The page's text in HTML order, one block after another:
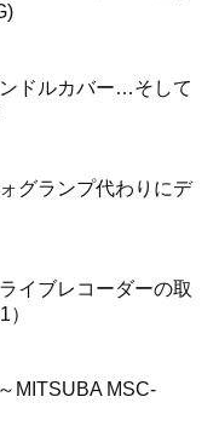
ドルカバー…そして
グランプ代わりにデ
イブレコーダーの取
MITSUBA MSC-